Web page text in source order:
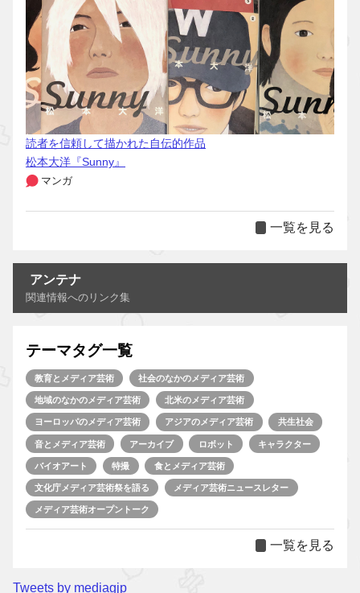
読者を信頼して描かれた自伝的作品
松本大洋『Sunny』
マンガ
一覧を見る
アンテナ
関連情報へのリンク集
テーマタグ一覧
教育とメディア芸術 社会のなかのメディア芸術
地域のなかのメディア芸術 北米のメディア芸術
ヨーロッパのメディア芸術 アジアのメディア芸術 共生社会
音とメディア芸術 アーカイブ ロボット キャラクター
バイオアート 特撮 食とメディア芸術
文化庁メディア芸術祭を語る メディア芸術ニュースレター
メディア芸術オープントーク
一覧を見る
Tweets by mediagjp